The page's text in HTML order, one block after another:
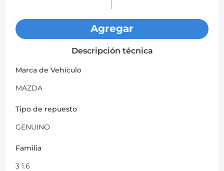
Agregar
Descripción técnica
Marca de Vehículo
MAZDA
Tipo de repuesto
GENUINO
Familia
3 1.6